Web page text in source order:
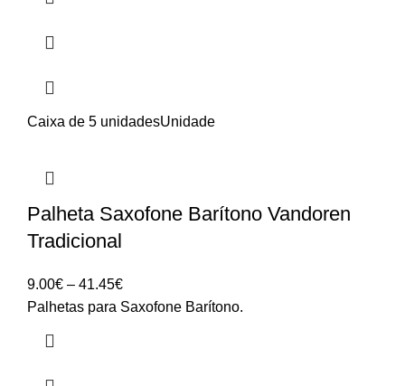
Caixa de 5 unidadesUnidade
Palheta Saxofone Barítono Vandoren
Tradicional
9.00€ – 41.45€Price
range:
Palhetas para Saxofone Barítono.